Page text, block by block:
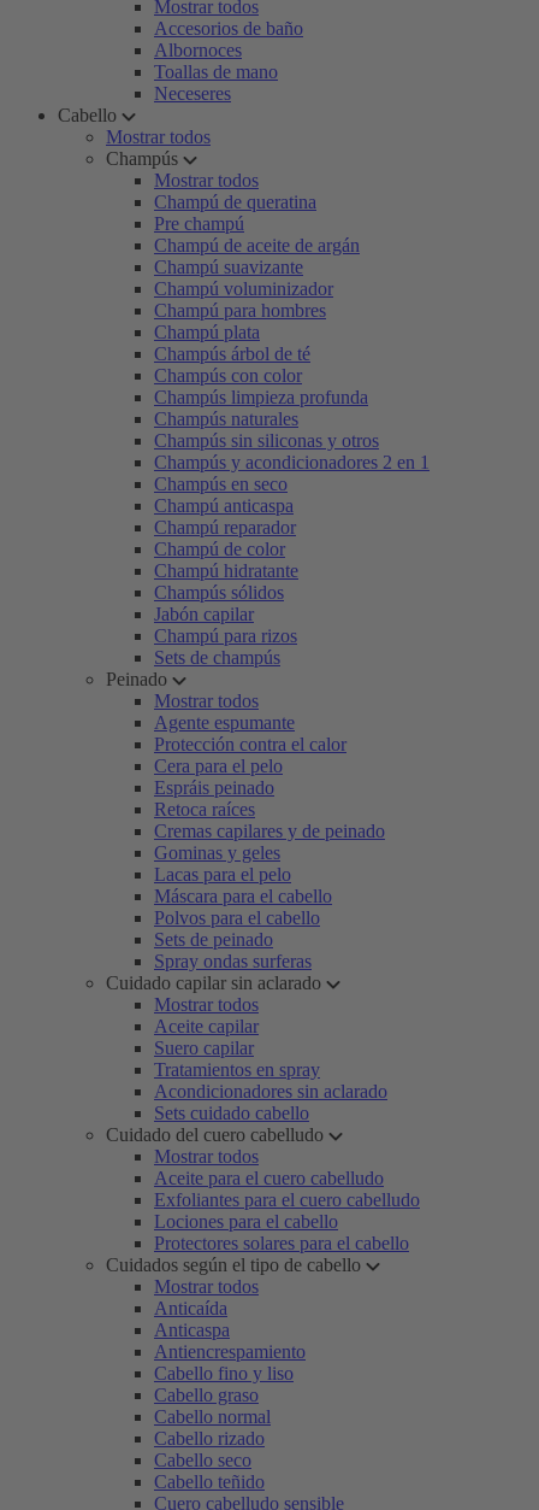
Mostrar todos
Accesorios de baño
Albornoces
Toallas de mano
Neceseres
Cabello
Mostrar todos
Champús
Mostrar todos
Champú de queratina
Pre champú
Champú de aceite de argán
Champú suavizante
Champú voluminizador
Champú para hombres
Champú plata
Champús árbol de té
Champús con color
Champús limpieza profunda
Champús naturales
Champús sin siliconas y otros
Champús y acondicionadores 2 en 1
Champús en seco
Champú anticaspa
Champú reparador
Champú de color
Champú hidratante
Champús sólidos
Jabón capilar
Champú para rizos
Sets de champús
Peinado
Mostrar todos
Agente espumante
Protección contra el calor
Cera para el pelo
Espráis peinado
Retoca raíces
Cremas capilares y de peinado
Gominas y geles
Lacas para el pelo
Máscara para el cabello
Polvos para el cabello
Sets de peinado
Spray ondas surferas
Cuidado capilar sin aclarado
Mostrar todos
Aceite capilar
Suero capilar
Tratamientos en spray
Acondicionadores sin aclarado
Sets cuidado cabello
Cuidado del cuero cabelludo
Mostrar todos
Aceite para el cuero cabelludo
Exfoliantes para el cuero cabelludo
Lociones para el cabello
Protectores solares para el cabello
Cuidados según el tipo de cabello
Mostrar todos
Anticaída
Anticaspa
Antiencrespamiento
Cabello fino y liso
Cabello graso
Cabello normal
Cabello rizado
Cabello seco
Cabello teñido
Cuero cabelludo sensible